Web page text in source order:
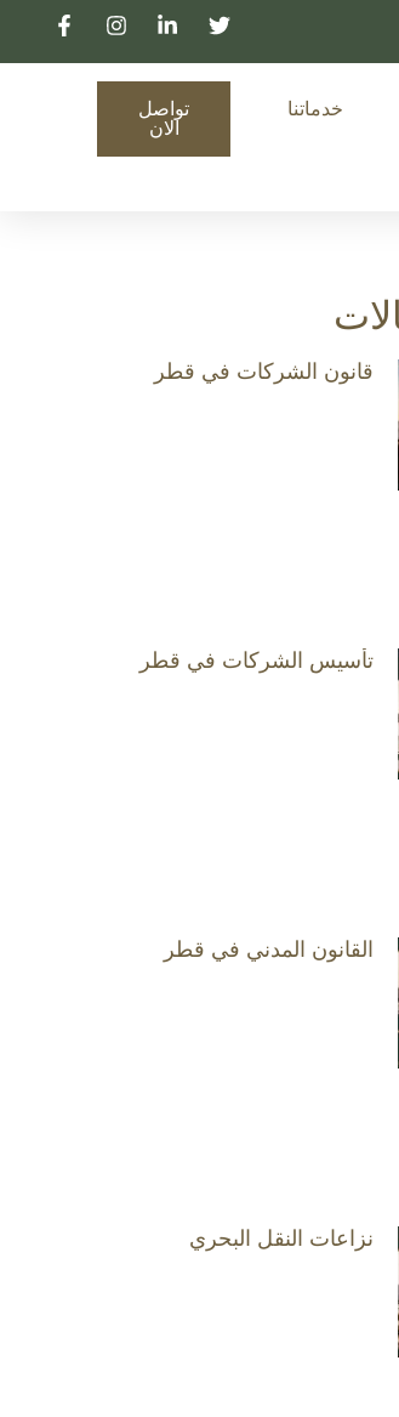
خدماتنا
تواصل
الان
قانون الشركات في قطر
تأسيس الشركات في قطر
القانون المدني في قطر
نزاعات النقل البحري